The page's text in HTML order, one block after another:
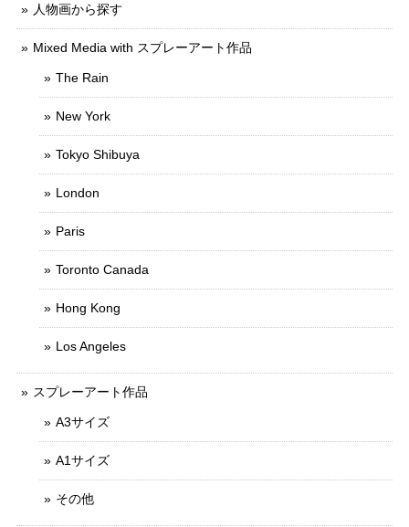
人物画から探す
Mixed Media with スプレーアート作品
The Rain
New York
Tokyo Shibuya
London
Paris
Toronto Canada
Hong Kong
Los Angeles
スプレーアート作品
A3サイズ
A1サイズ
その他